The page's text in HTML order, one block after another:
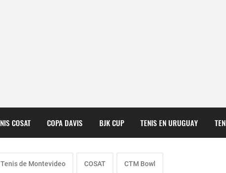
COSAT COPA DAVIS BJK CUP TENIS EN URUGUAY
de Montevideo COSAT CTM Bowl